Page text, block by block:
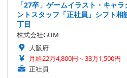
「27卒」ゲームイラスト・キャ
ントスタッフ「正社員」シフト
丁目
株式会社GUM
大阪府
月給22万4,800円～33万1,500円
正社員